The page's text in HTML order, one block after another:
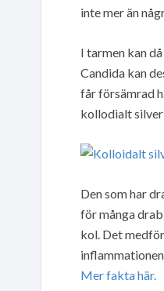
inte mer än
I tarmen kan
Candida kan
får försämrad
kollodialt silver
Den som har
för många
kol. Det
Mer fakta här.